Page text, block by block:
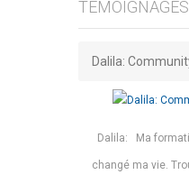
TÉMOIGNAGES
Dalila:
Dalila: Ma
changé ma vie.